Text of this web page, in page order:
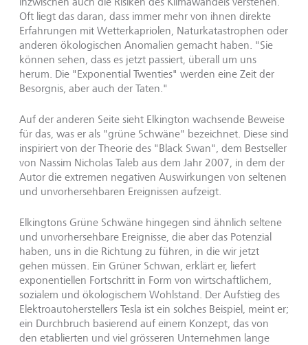
Oft liegt das daran, dass immer mehr von ihnen direkte
Erfahrungen mit Wetterkapriolen, Naturkatastrophen oder
anderen ökologischen Anomalien gemacht haben. "Sie
können sehen, dass es jetzt passiert, überall um uns
herum. Die "Exponential Twenties" werden eine Zeit der
Besorgnis, aber auch der Taten."
Auf der anderen Seite sieht Elkington wachsende Beweise
für das, was er als "grüne Schwäne" bezeichnet. Diese sind
inspiriert von der Theorie des "Black Swan", dem Bestseller
von Nassim Nicholas Taleb aus dem Jahr 2007, in dem der
Autor die extremen negativen Auswirkungen von seltenen
und unvorhersehbaren Ereignissen aufzeigt.
Elkingtons Grüne Schwäne hingegen sind ähnlich seltene
und unvorhersehbare Ereignisse, die aber das Potenzial
haben, uns in die Richtung zu führen, in die wir jetzt
gehen müssen. Ein Grüner Schwan, erklärt er, liefert
exponentiellen Fortschritt in Form von wirtschaftlichem,
sozialem und ökologischem Wohlstand. Der Aufstieg des
Elektroautoherstellers Tesla ist ein solches Beispiel, meint er;
ein Durchbruch basierend auf einem Konzept, das von
den etablierten und viel grösseren Unternehmen lange